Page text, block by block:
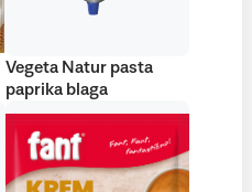
Vegeta Natur pasta
paprika blaga